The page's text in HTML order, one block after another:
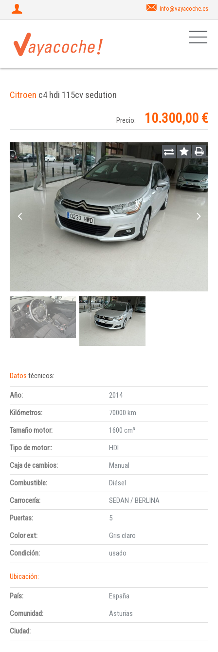
info@vayacoche.es
Citroen c4 hdi 115cv sedution
Precio: 10.300,00 €
Datos técnicos:
Año:
2014
Kilómetros:
70000 km
Tamaño motor:
1600 cm³
Tipo de motor::
HDI
Caja de cambios:
Manual
Combustible:
Diésel
Carrocería:
SEDAN / BERLINA
Puertas:
5
Color ext:
Gris claro
Condición:
usado
Ubicación:
País:
España
Comunidad:
Asturias
Ciudad: